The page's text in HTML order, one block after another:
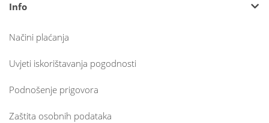
Info
Načini plaćanja
Uvjeti iskorištavanja pogodnosti
Podnošenje prigovora
Zaštita osobnih podataka